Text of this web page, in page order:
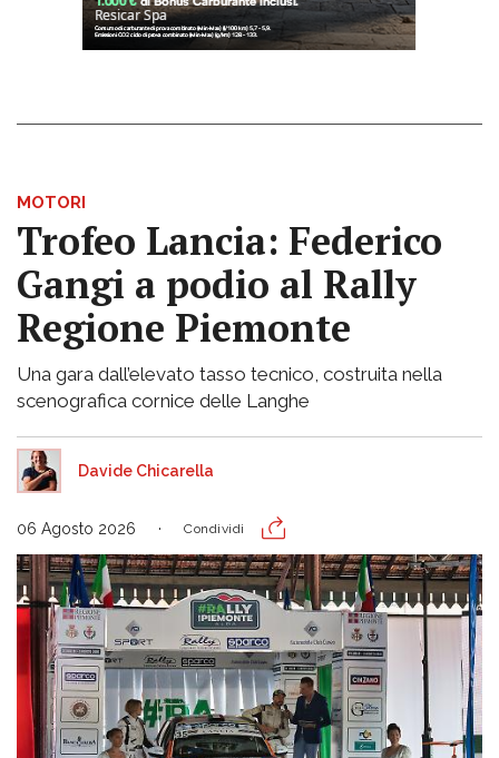
MOTORI
Trofeo Lancia: Federico
Gangi a podio al Rally
Regione Piemonte
Una gara dall’elevato tasso tecnico, costruita nella
scenografica cornice delle Langhe
Davide Chicarella
06 Agosto 2026 Condividi